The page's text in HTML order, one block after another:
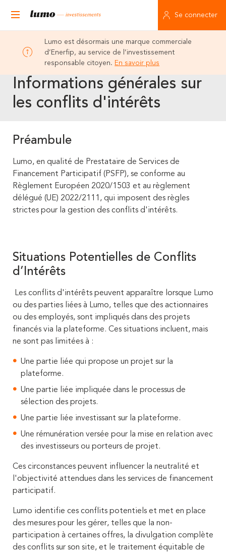
Se connecter
Lumo est désormais une marque commerciale
d’Enerfip, au service de l’investissement
responsable citoyen. En savoir plus
Informations générales sur
les conflits d'intérêts
Préambule
Lumo, en qualité de Prestataire de Services de
Financement Participatif (PSFP), se conforme au
Règlement Européen 2020/1503 et au règlement
délégué (UE) 2022/2111, qui imposent des règles
strictes pour la gestion des conflits d'intérêts.
Situations Potentielles de Conflits
d’Intérêts
Les conflits d'intérêts peuvent apparaître lorsque Lumo
ou des parties liées à Lumo, telles que des actionnaires
ou des employés, sont impliqués dans des projets
financés via la plateforme. Ces situations incluent, mais
ne sont pas limitées à :
Une partie liée qui propose un projet sur la
plateforme.
Une partie liée impliquée dans le processus de
sélection des projets.
Une partie liée investissant sur la plateforme.
Une rémunération versée pour la mise en relation avec
des investisseurs ou porteurs de projet.
Ces circonstances peuvent influencer la neutralité et
l'objectivité attendues dans les services de financement
participatif.
Lumo identifie ces conflits potentiels et met en place
des mesures pour les gérer, telles que la non-
participation à certaines offres, la divulgation complète
des conflits sur son site, et le traitement équitable de